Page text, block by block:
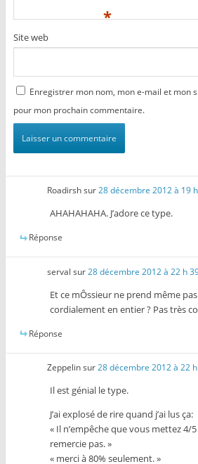
*
Site web
Enregistrer mon nom, mon e-mail et mon
pour mon prochain commentaire.
Roadirshsur28 décembre 2012 à 19
AHAHAHAHA. J’adore ce type.
Réponse
serval sur28 décembre 2012 à 22 h
Et ce mÔssieur ne prend même
cordialement en entier ? Pas très
Réponse
Zeppelinsur28 décembre 2012 à 22
Il est génial le type.
J’ai explosé de rire quand j’ai lus ça:
« Il n’empêche que vous mettez 4/
remercie pas. »
« merci à 80% seulement. »